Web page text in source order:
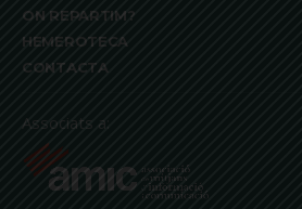
ON REPARTIM?
HEMEROTECA
CONTACTA
Associats a: